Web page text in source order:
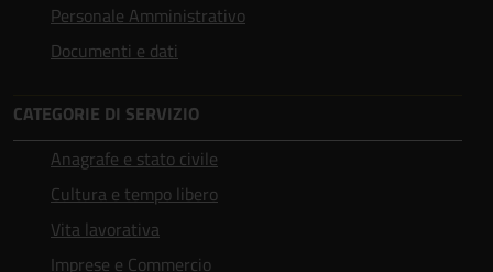
Personale Amministrativo
Documenti e dati
CATEGORIE DI SERVIZIO
Anagrafe e stato civile
Cultura e tempo libero
Vita lavorativa
Imprese e Commercio